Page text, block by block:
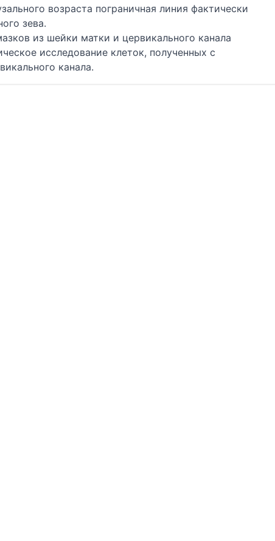
возраста пограничная линия фактически
зева.
из шейки матки и цервикального канала
исследование клеток, полученных с
канала.